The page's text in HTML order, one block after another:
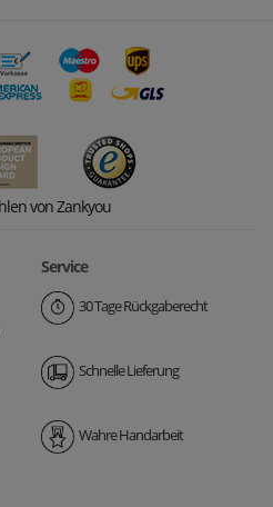
Service
30 Tage Rückgaberecht
Schnelle Lieferung
Wahre Handarbeit